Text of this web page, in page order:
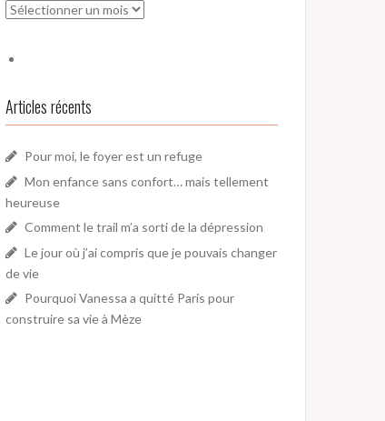
Archives
Articles récents
Pour moi, le foyer est un refuge
Mon enfance sans confort… mais tellement
heureuse
Comment le trail m’a sorti de la dépression
Le jour où j’ai compris que je pouvais changer
de vie
Pourquoi Vanessa a quitté Paris pour
construire sa vie à Mèze